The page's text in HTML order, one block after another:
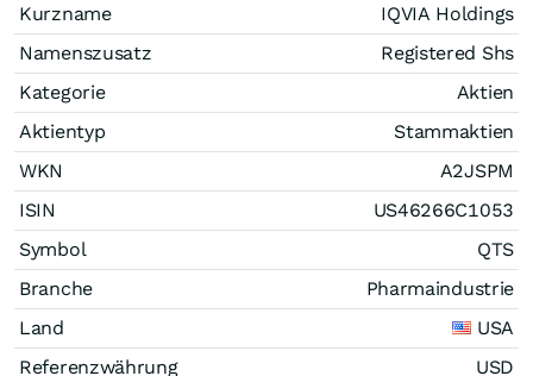
Kurzname
IQVIA Holdings
Namenszusatz
Registered Shs
Kategorie
Aktien
Aktientyp
Stammaktien
WKN
A2JSPM
ISIN
US46266C1053
Symbol
QTS
Branche
Pharmaindustrie
Land
USA
Referenzwährung
USD